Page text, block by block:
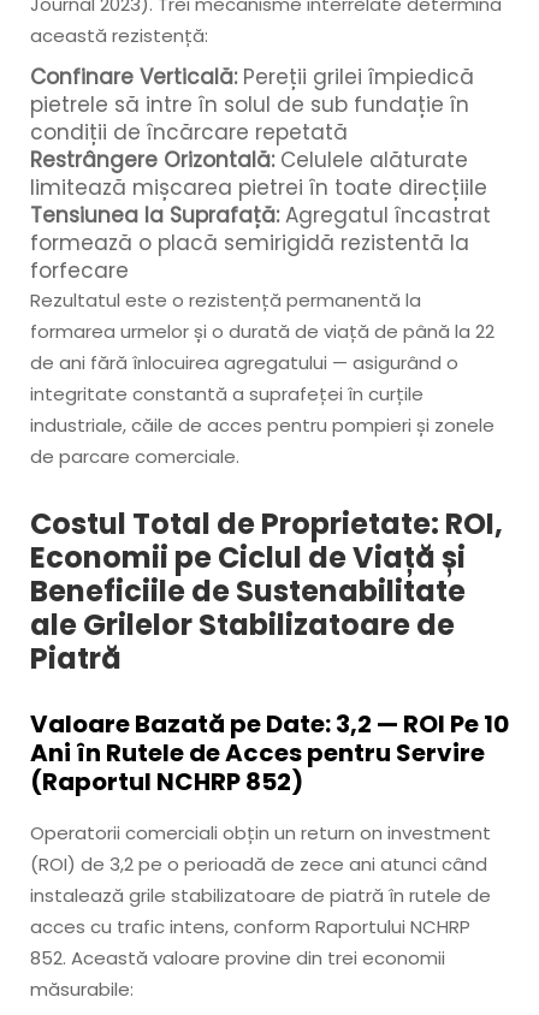
această rezistență:
Confinare Verticală: Pereții grilei împiedică
pietrele să intre în solul de sub fundație în
condiții de încărcare repetată
Restrângere Orizontală: Celulele alăturate
limitează mișcarea pietrei în toate direcțiile
Tensiunea la Suprafață:Agregatul încastrat
formează o placă semirigidă rezistentă la
forfecare
Rezultatul este o rezistență permanentă la
formarea urmelor și o durată de viață de până la 22
de ani fără înlocuirea agregatului — asigurând o
integritate constantă a suprafeței în curțile
industriale, căile de acces pentru pompieri și zonele
de parcare comerciale.
Costul Total de Proprietate: ROI,
Economii pe Ciclul de Viață și
Beneficiile de Sustenabilitate
ale Grilelor Stabilizatoare de
Piatră
Valoare Bazată pe Date: 3,2 — ROI Pe 10
Ani în Rutele de Acces pentru Servire
(Raportul NCHRP 852)
Operatorii comerciali obțin un return on investment
(ROI) de 3,2 pe o perioadă de zece ani atunci când
instalează grile stabilizatoare de piatră în rutele de
acces cu trafic intens, conform Raportului NCHRP
852. Această valoare provine din trei economii
măsurabile: